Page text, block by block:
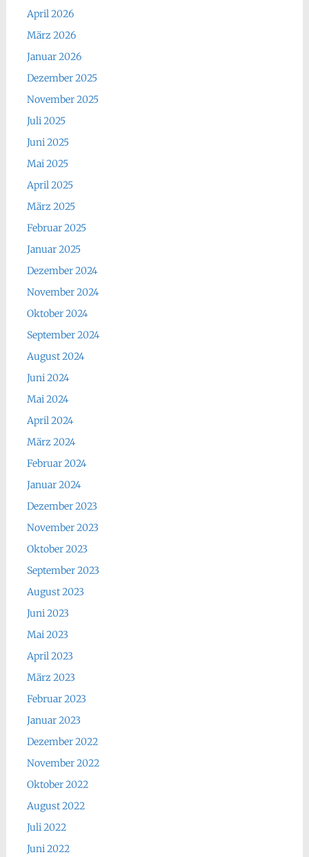
April 2026
März 2026
Januar 2026
Dezember 2025
November 2025
Juli 2025
Juni 2025
Mai 2025
April 2025
März 2025
Februar 2025
Januar 2025
Dezember 2024
November 2024
Oktober 2024
September 2024
August 2024
Juni 2024
Mai 2024
April 2024
März 2024
Februar 2024
Januar 2024
Dezember 2023
November 2023
Oktober 2023
September 2023
August 2023
Juni 2023
Mai 2023
April 2023
März 2023
Februar 2023
Januar 2023
Dezember 2022
November 2022
Oktober 2022
August 2022
Juli 2022
Juni 2022